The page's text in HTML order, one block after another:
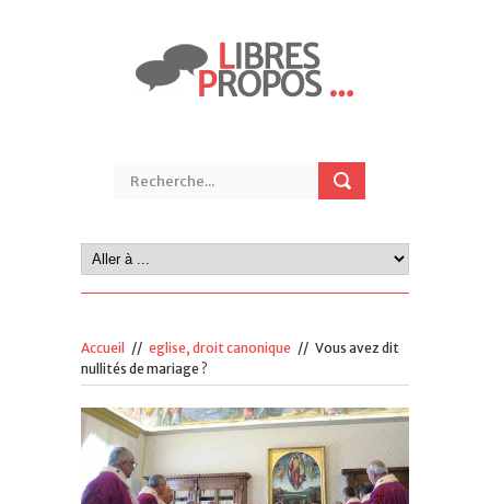
Accueil // eglise, droit canonique // Vous avez dit
nullités de mariage ?